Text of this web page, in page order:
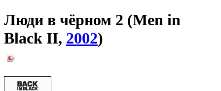
Люди в чёрном 2 (Men in
Black II, 2002)